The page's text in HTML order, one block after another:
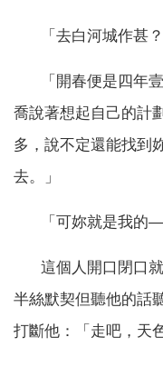
「去白河城作甚？
「開春便是四年壹
喬說著想起自己的計
多，說不定還能找到
去。」
「可妳就是我的
這個人開口閉口就
半絲默契但聽他的話
打斷他：「走吧，天